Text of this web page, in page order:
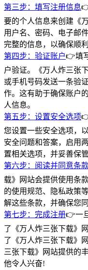
第三步：填写注册信息
要的个人信息来创建《
用户名、密码、电子邮
完整的信息，以确保顺
第四步：验证账户👉填
户验证。《万人炸三张
或手机号码发送一条验
作。这有助于确保账户
人信息。
第五步：设置安全选项
您设置一些安全选项，
安全问题和答案，启用
置相关选项，并妥善保
第六步：阅读并同意条
载》网站会提供使用条
的使用规范、隐私政策
解这些条款，并确保您
第七步：完成注册👉一
了《万人炸三张下载》
了《万人炸三张下载》
三张下载》网站提供的
他令人兴奋!